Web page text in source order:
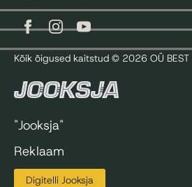
Kõik õigused kaitstud © 2026 OÜ BEST
"Jooksja"
Reklaam
Digitelli Jooksja